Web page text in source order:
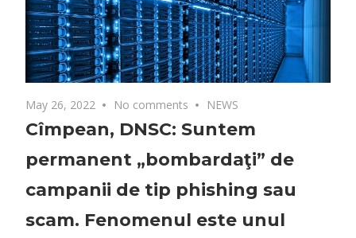
May 26, 2022 No comments NEWS
Cîmpean, DNSC: Suntem
permanent „bombardaţi” de
campanii de tip phishing sau
scam. Fenomenul este unul